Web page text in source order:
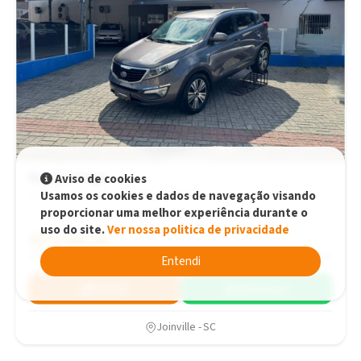
Kia Sportage
2.0 LX FLEX AUT. 16V Automático
R$79.900,00
R$79.900,00
2016 129.600 km
Joinville - SC
Aviso de cookies
Usamos os cookies e dados de navegação visando
proporcionar uma melhor experiência durante o
uso do site.Ver nossa politica de privacidade
Entendi